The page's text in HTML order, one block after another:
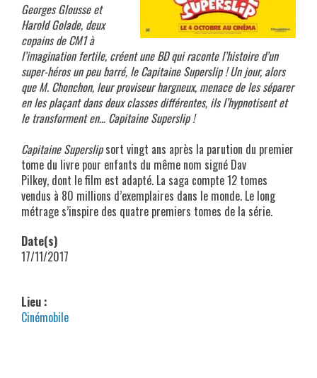
Georges Glousse et
Harold Golade, deux
copains de CM1 à
l’imagination fertile, créent une BD qui raconte l’histoire d’un
super-héros un peu barré, le Capitaine Superslip ! Un jour, alors
que M. Chonchon, leur proviseur hargneux, menace de les séparer
en les plaçant dans deux classes différentes, ils l’hypnotisent et
le transforment en… Capitaine Superslip !
Capitaine Superslipsort vingt ans après la parution du premier
tome du livre pour enfants du même nom signé Dav
Pilkey, dont le film est adapté. La saga compte 12 tomes
vendus à 80 millions d’exemplaires dans le monde. Le long
métrage s’inspire des quatre premiers tomes de la série.
Date(s)
17/11/2017
Lieu :
Cinémobile